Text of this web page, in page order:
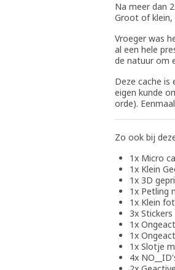
Na meer dan
Groot of klein,
Vroeger was
al een hele
de natuur om
Deze cache is
eigen kunde
orde).
Zo ook bij
1x Micro
1x Klein
1x 3D
1x Petling
1x Klein
3x Stickers
1x
1x
1x Slotje
4x